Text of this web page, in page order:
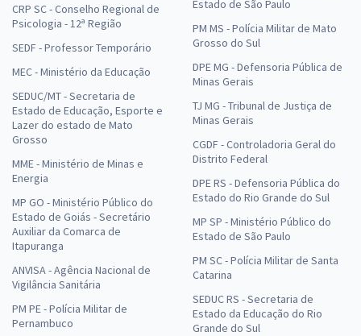
CRP SC - Conselho Regional de
Psicologia - 12ª Região
SEDF - Professor Temporário
MEC - Ministério da Educação
SEDUC/MT - Secretaria de
Estado de Educação, Esporte e
Lazer do estado de Mato
Grosso
MME - Ministério de Minas e
Energia
MP GO - Ministério Público do
Estado de Goiás - Secretário
Auxiliar da Comarca de
Itapuranga
ANVISA - Agência Nacional de
Vigilância Sanitária
PM PE - Polícia Militar de
Pernambuco
Estado de São Paulo
PM MS - Polícia Militar de Mato
Grosso do Sul
DPE MG - Defensoria Pública de
Minas Gerais
TJ MG - Tribunal de Justiça de
Minas Gerais
CGDF - Controladoria Geral do
Distrito Federal
DPE RS - Defensoria Pública do
Estado do Rio Grande do Sul
MP SP - Ministério Público do
Estado de São Paulo
PM SC - Polícia Militar de Santa
Catarina
SEDUC RS - Secretaria de
Estado da Educação do Rio
Grande do Sul